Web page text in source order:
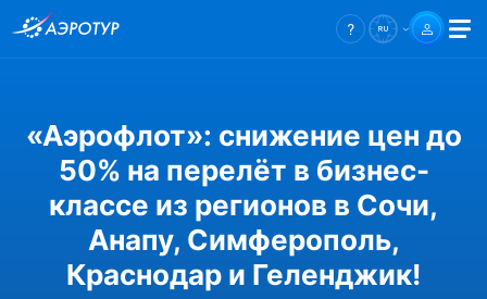
«Аэрофлот»: снижение цен до
50% на перелёт в бизнес-
классе из регионов в Сочи,
Анапу, Симферополь,
Краснодар и Геленджик!